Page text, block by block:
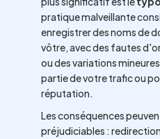
pratique malveillante
enregistrer des noms de
vôtre, avec des fautes
ou des variations
partie de votre trafic ou
réputation.
Les conséquences
préjudiciables :